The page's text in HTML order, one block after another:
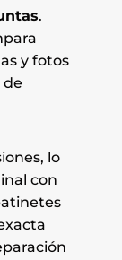
.
y fotos
de
lo
con